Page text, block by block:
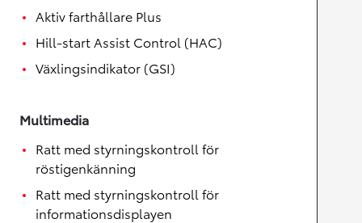
Aktiv farthållare Plus
Hill-start Assist Control (HAC)
Växlingsindikator (GSI)
Multimedia
Ratt med styrningskontroll för
röstigenkänning
Ratt med styrningskontroll för
informationsdisplayen